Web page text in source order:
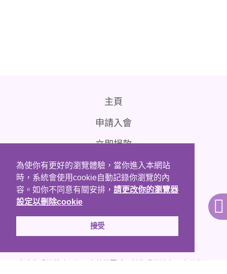
為使你有更好的瀏覽體驗，當你進入本網站
時，系統會使用cookie自動記錄你瀏覽的內
容。如你不同意有關安排， 請更改你的瀏覽器
設定以刪除cookie
接受
主頁
申請入會
立即捐款
聯絡我們
免責條款